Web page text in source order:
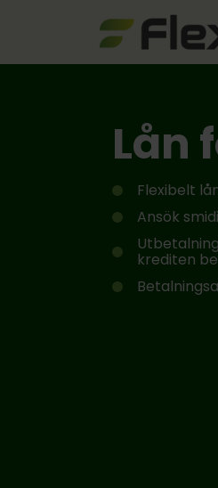
Lån
Flexibelt
Ansök
krediten